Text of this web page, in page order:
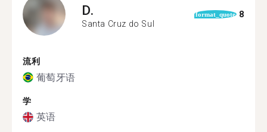
D.
Santa Cruz do Sul
format_quote 8
流利
葡萄牙语
学
英语